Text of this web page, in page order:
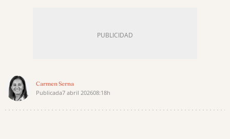
Carmen Serna
Publicada7 abril 202608:18h